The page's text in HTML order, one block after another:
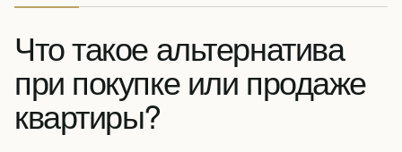
Что такое альтернатива
при покупке или продаже
квартиры?